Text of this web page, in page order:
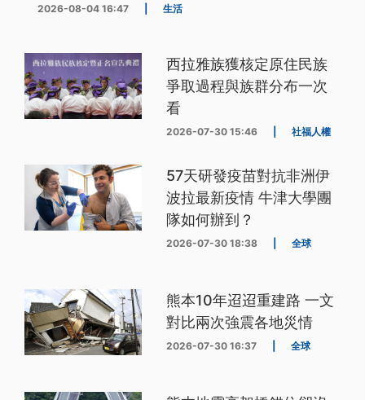
2026-08-04 16:47 生活
西拉雅族獲核定原住民族
爭取過程與族群分布一次
看
2026-07-30 15:46 社福人權
57天研發疫苗對抗非洲伊
波拉最新疫情 牛津大學團
隊如何辦到？
2026-07-30 18:38 全球
熊本10年迢迢重建路 一文
對比兩次強震各地災情
2026-07-30 16:37 全球